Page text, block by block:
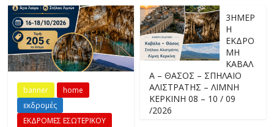
banner
home
εκδρομές
ΕΚΔΡΟΜΕΣ ΕΣΩΤΕΡΙΚΟΥ
3ΗΜΕΡ
Η
ΕΚΔΡΟ
ΜΗ
ΚΑΒΑΛ
Α – ΘΑΣΟΣ – ΣΠΗΛΑΙΟ
ΑΛΙΣΤΡΑΤΗΣ – ΛΙΜΝΗ
ΚΕΡΚΙΝΗ 08 – 10 / 09
/2026